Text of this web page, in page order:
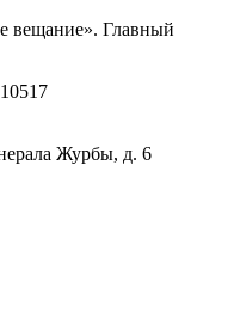
вещание». Главный
Журбы, д. 6